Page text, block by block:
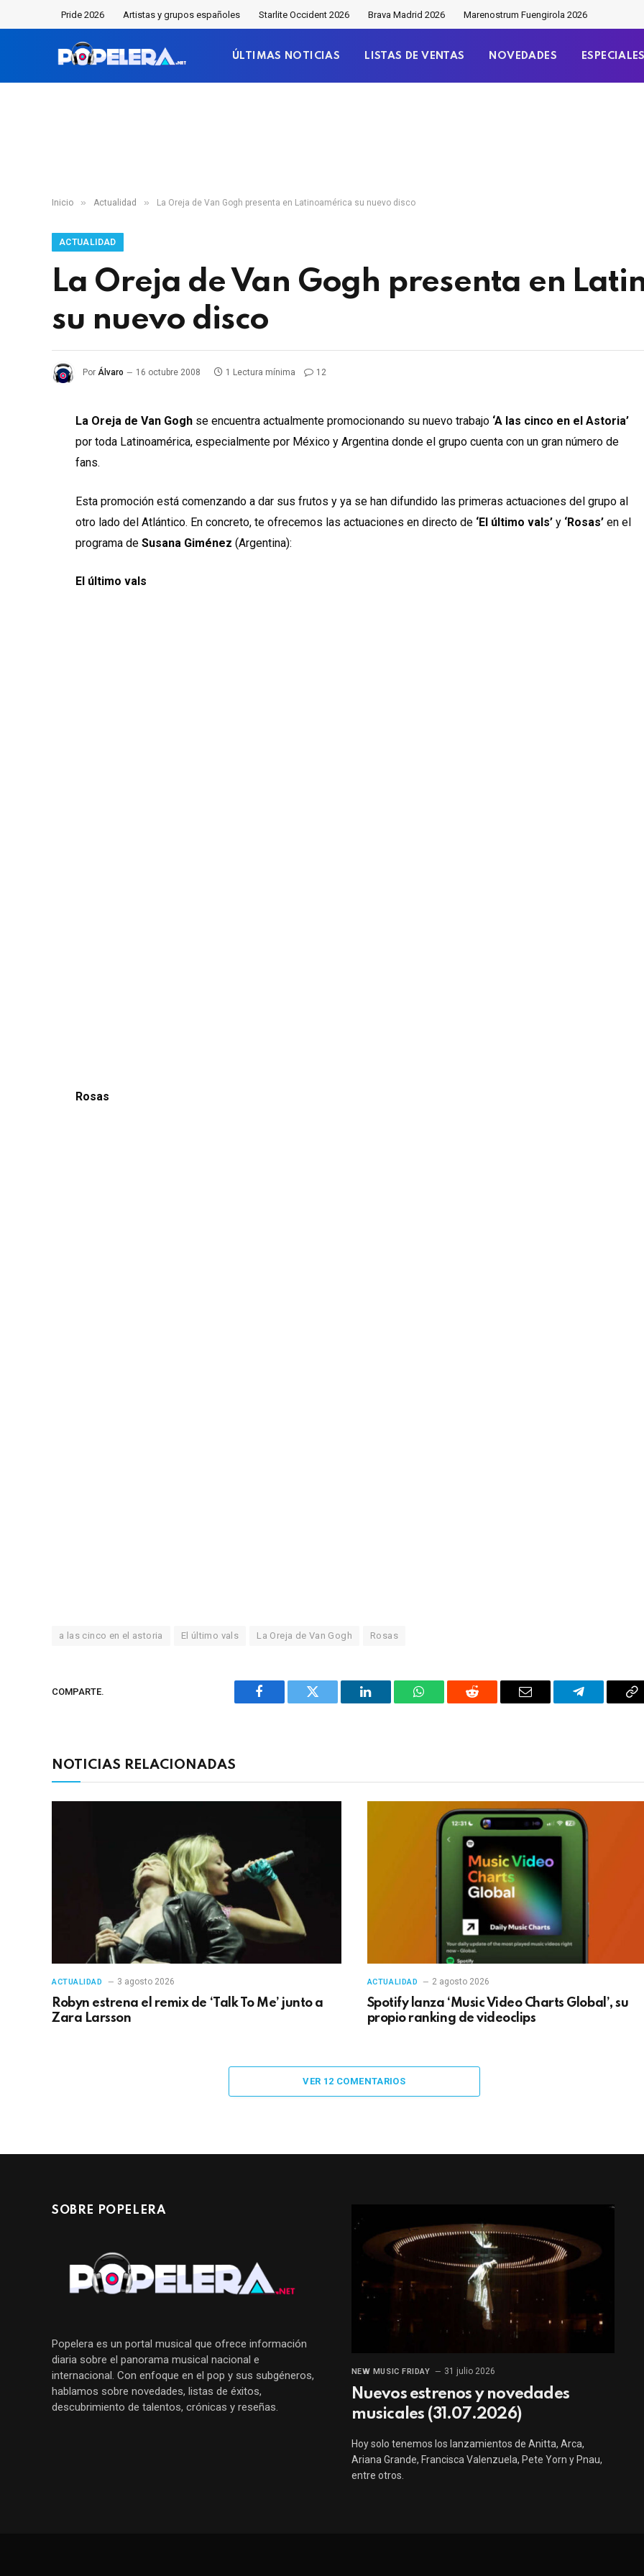
Pride 2026 Artistas y grupos españoles Starlite Occident 2026 Brava Madrid 2026 Marenostrum Fuengirola 2026
ÚLTIMAS NOTICIAS LISTAS DE VENTAS NOVEDADES ESPECIALES
Inicio » Actualidad » La Oreja de Van Gogh presenta en Latinoamérica su nuevo disco
ACTUALIDAD
La Oreja de Van Gogh presenta en
su nuevo disco
Por Álvaro 16 octubre 2008 1 Lectura mínima 12
La Oreja de Van Gogh se encuentra actualmente promocionando su nuevo trabajo ‘A las cinco en el Astoria’
por toda Latinoamérica, especialmente por México y Argentina donde el grupo cuenta con un gran número de
fans.
Esta promoción está comenzando a dar sus frutos y ya se han difundido las primeras actuaciones del grupo al
otro lado del Atlántico. En concreto, te ofrecemos las actuaciones en directo de ‘El último vals’ y ‘Rosas’en el
programa deSusana Giménez (Argentina):
El último vals
Rosas
a las cinco en el astoria El último vals La Oreja de Van Gogh Rosas
COMPARTE.
Facebook Twitter LinkedIn WhatsAppReddit
Correo
Telegrama
NOTICIAS RELACIONADAS
ACTUALIDAD 3 agosto 2026
Robyn estrena el remix de ‘Talk To Me’ junto a
Zara Larsson
ACTUALIDAD 2 agosto 2026
Spotify lanza ‘Music Video Charts Global’, su
propio ranking de videoclips
VER 12 COMENTARIOS
SOBRE POPELERA
Popelera es un portal musical que ofrece información
diaria sobre el panorama musical nacional e
internacional. Con enfoque en el pop y sus subgéneros,
hablamos sobre novedades, listas de éxitos,
descubrimiento de talentos, crónicas y reseñas.
NEW MUSIC FRIDAY 31 julio 2026
Nuevos estrenos y novedades
musicales (31.07.2026)
Hoy solo tenemos los lanzamientos de Anitta, Arca,
Ariana Grande, Francisca Valenzuela, Pete Yorn y Pnau,
entre otros.